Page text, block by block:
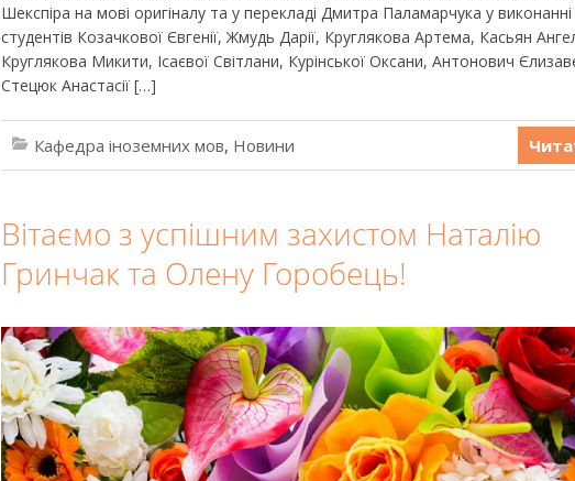
Шекспіра на мові оригіналу та у перекладі Дмитра Паламарчука у виконанні
студентів Козачкової Євгенії, Жмудь Дарії, Круглякова Артема, Касьян
Круглякова Микити, Ісаєвої Світлани, Курінської Оксани, Антонович
Стецюк Анастасії […]
Кафедра іноземних мов, Новини
Вітаємо з успішним захистом Наталію
Гринчак та Олену Горобець!